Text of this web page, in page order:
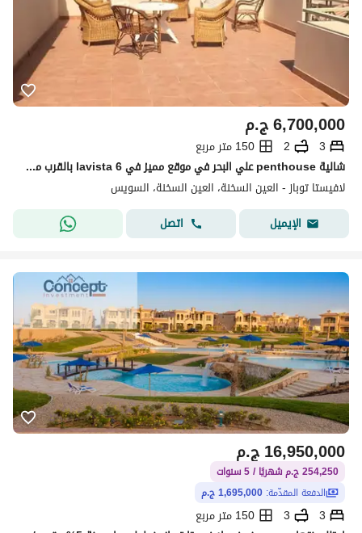
ج.م6,700,000
3
2
150 متر مربع
شالية penthouse علي البحر في موقع مميز في lavista 6 بالقرب من بورتو العين السخنه Laguna Bay- استلام فوري بتشطيب هاي سوبر لوكس سعر خاص للكاش
لافيستا توباز - العين السخنة، العين السخنة، السويس
الإيميل
اتصل
ج.م16,950,000
254,250 ج.م شهريًا / 5 سنوات
الدفعة المقدّمة: 1,695,000 ج.م
3
3
150 متر مربع